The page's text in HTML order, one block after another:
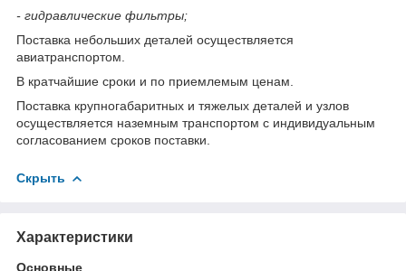
- гидравлические фильтры;
Поставка небольших деталей осуществляется
авиатранспортом.
В кратчайшие сроки и по приемлемым ценам.
Поставка крупногабаритных и тяжелых деталей и узлов
осуществляется наземным транспортом с индивидуальным
согласованием сроков поставки.
Скрыть
Характеристики
Основные